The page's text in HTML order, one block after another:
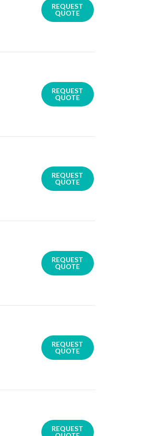
REQUEST
QUOTE
REQUEST
QUOTE
REQUEST
QUOTE
REQUEST
QUOTE
REQUEST
QUOTE
REQUEST